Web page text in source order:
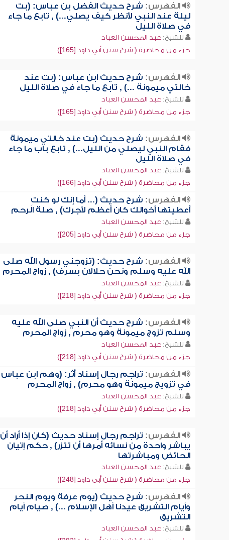
الفهرس: شرح حديث الفضل بن عباس: (بت
ليلة عند النبي لأنظر كيف يصلي...) , تابع ما جاء
في صلاة الليل
للشيخ: عبد المحسن العباد
جزء من محاضرة ( شرح سنن أبي داود [165])
الفهرس: شرح حديث ابن عباس: (بت عند
خالتي ميمونة ...) , تابع ما جاء في صلاة الليل
للشيخ: عبد المحسن العباد
جزء من محاضرة ( شرح سنن أبي داود [165])
الفهرس: شرح حديث (بت عند خالتي ميمونة
فقام النبي ليصلي من الليل...) , تابع باب ما جاء
في صلاة الليل
للشيخ: عبد المحسن العباد
جزء من محاضرة ( شرح سنن أبي داود [166])
الفهرس: شرح حديث (... أما إنك لو كنتِ
أعطيتها أخوالك كان أعظم لأجرك) , صلة الرحم
للشيخ: عبد المحسن العباد
جزء من محاضرة ( شرح سنن أبي داود [205])
الفهرس: شرح حديث: (تزوجني رسول الله صلى
الله عليه وسلم ونحن حلالان بسرف) , زواج المحرم
للشيخ: عبد المحسن العباد
جزء من محاضرة ( شرح سنن أبي داود [218])
الفهرس: شرح حديث أن النبي صلى الله عليه
وسلم تزوج ميمونة وهو محرم , زواج المحرم
للشيخ: عبد المحسن العباد
جزء من محاضرة ( شرح سنن أبي داود [218])
الفهرس: تراجم رجال إسناد أثر: (وهم ابن عباس
في تزويج ميمونة وهو محرم) , زواج المحرم
للشيخ: عبد المحسن العباد
جزء من محاضرة ( شرح سنن أبي داود [218])
الفهرس: تراجم رجال إسناد حديث (كان إذا أراد أن
يباشر واحدة من نسائه أمرها أن تتزر) , حكم إتيان
الحائض ومباشرتها
للشيخ: عبد المحسن العباد
جزء من محاضرة ( شرح سنن أبي داود [248])
الفهرس: شرح حديث (يوم عرفة ويوم النحر
وأيام التشريق عيدنا أهل الإسلام ...) , صيام أيام
التشريق
للشيخ: عبد المحسن العباد